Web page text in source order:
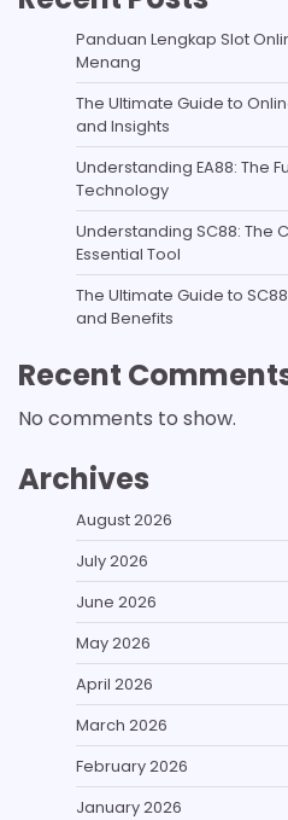
Panduan Lengkap Slot
Menang
The Ultimate Guide to
and Insights
Understanding EA88: The
Technology
Understanding SC88: The
Essential Tool
The Ultimate Guide to
and Benefits
Recent
No comments to show.
Archives
August 2026
July 2026
June 2026
May 2026
April 2026
March 2026
February 2026
January 2026